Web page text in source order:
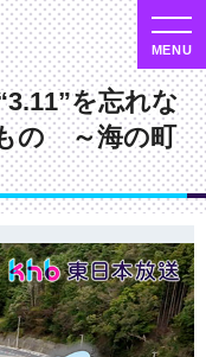
を忘れな
の ～海の町